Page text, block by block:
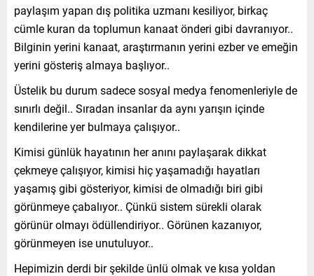
paylaşım yapan dış politika uzmanı kesiliyor, birkaç
cümle kuran da toplumun kanaat önderi gibi davranıyor..
Bilginin yerini kanaat, araştırmanın yerini ezber ve emeğin
yerini gösteriş almaya başlıyor..
Üstelik bu durum sadece sosyal medya fenomenleriyle de
sınırlı değil.. Sıradan insanlar da aynı yarışın içinde
kendilerine yer bulmaya çalışıyor..
Kimisi günlük hayatının her anını paylaşarak dikkat
çekmeye çalışıyor, kimisi hiç yaşamadığı hayatları
yaşamış gibi gösteriyor, kimisi de olmadığı biri gibi
görünmeye çabalıyor.. Çünkü sistem sürekli olarak
görünür olmayı ödüllendiriyor.. Görünen kazanıyor,
görünmeyen ise unutuluyor..
Hepimizin derdi bir şekilde ünlü olmak ve kısa yoldan